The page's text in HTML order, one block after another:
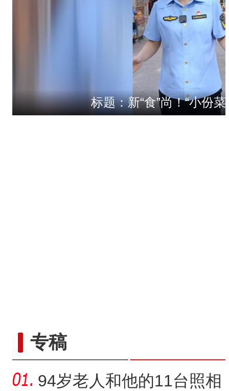
标题：新“食”尚！“小份
专稿
94岁老人和他的11台照相